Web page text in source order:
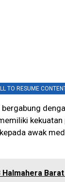
TO RESUME
bergabung
kekuatan
awak
Halmahera